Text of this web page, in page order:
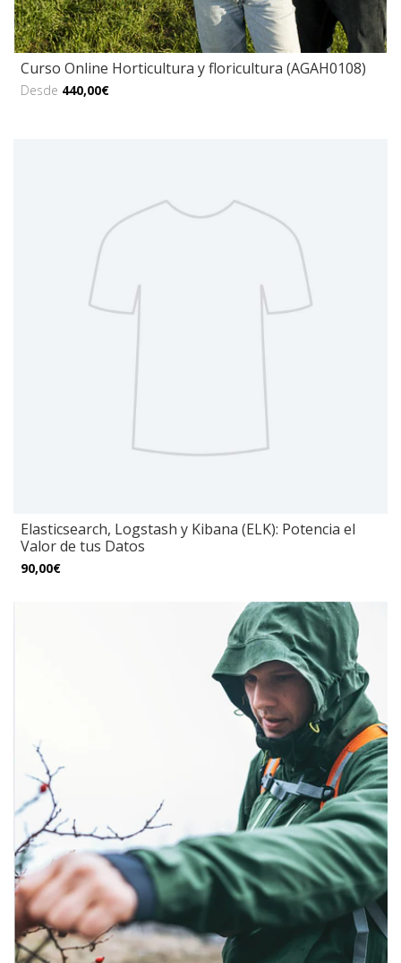
Curso Online Horticultura y floricultura (AGAH0108)
Desde 440,00€
Elasticsearch, Logstash y Kibana (ELK): Potencia el
Valor de tus Datos
90,00€